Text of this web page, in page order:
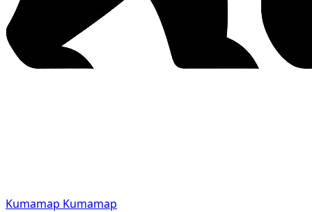
Kumamap Kumamap